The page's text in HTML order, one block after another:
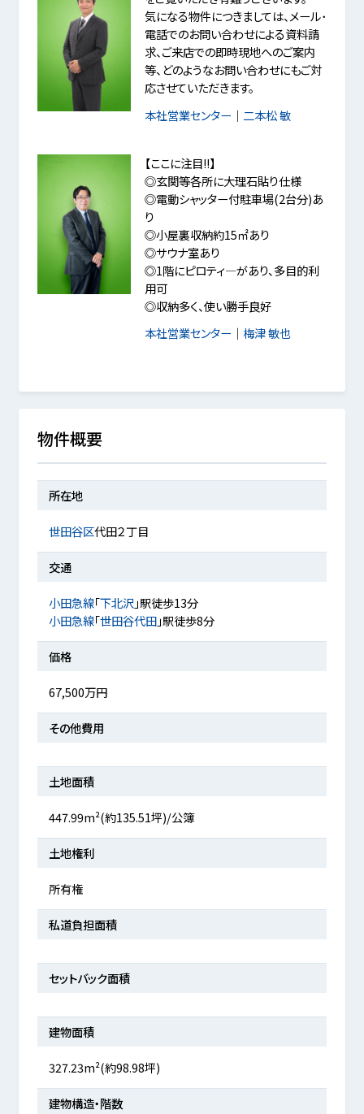
気になる物件につきましては、メール･
電話でのお問い合わせによる資料請
求、ご来店での即時現地へのご案内
等、どのようなお問い合わせにもご対
応させていただきます。
本社営業センター ｜ 二本松 敏
【ここに注目!!】
◎玄関等各所に大理石貼り仕様
◎電動シャッター付駐車場(2台分)あ
り
◎小屋裏収納約15㎡あり
◎サウナ室あり
◎1階にピロティ―があり、多目的利
用可
◎収納多く、使い勝手良好
本社営業センター ｜ 梅津 敏也
物件概要
所在地
世田谷区代田２丁目
交通
小田急線「下北沢 」駅徒歩13分
小田急線「世田谷代田」駅徒歩8分
価格
67,500万円
その他費用
土地面積
447.99m²(約135.51坪)/公簿
土地権利
所有権
私道負担面積
セットバック面積
建物面積
327.23m²(約98.98坪)
建物構造・階数